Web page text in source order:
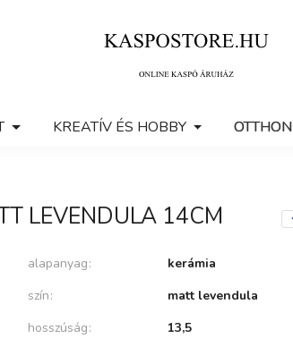
KREATÍV ÉS HOBBY OTTHON
LEVENDULA 14CM
alapanyag
kerámia
szín
matt levendula
hosszúság
13,5